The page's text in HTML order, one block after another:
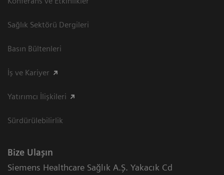
Sağlık Sektörü Dergileri
Basın Bültenleri
İş ve Kariyer
Yatırımcı İlişkileri
Sürdürülebilirlik
Bize Ulaşın
Siemens Healthcare Sağlık A.Ş. Yakacık Cd